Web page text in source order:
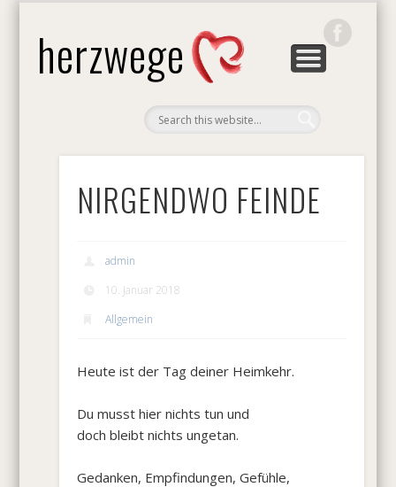
herzwege
NIRGENDWO FEINDE
admin
10. Januar 2018
Allgemein
Heute ist der Tag deiner Heimkehr.
Du musst hier nichts tun und
doch bleibt nichts ungetan.
Gedanken, Empfindungen, Gefühle,